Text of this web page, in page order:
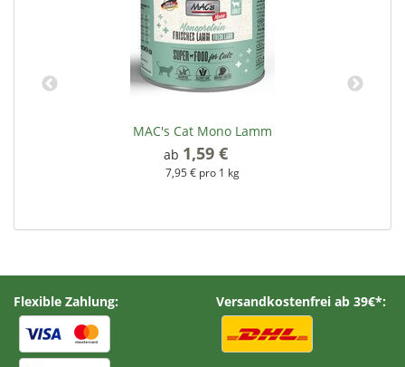
MAC's Cat Mono Lamm
ab 1,59 €
7,95 € pro 1 kg
Flexible Zahlung: Versandkostenfrei ab 39€*: